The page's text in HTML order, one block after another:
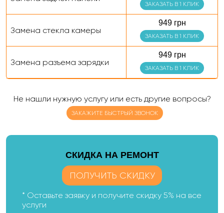
ЗАКАЗАТЬ В 1 КЛИК
Замена стекла камеры
949 грн
ЗАКАЗАТЬ В 1 КЛИК
Замена разъема зарядки
949 грн
ЗАКАЗАТЬ В 1 КЛИК
Не нашли нужную услугу или есть другие вопросы?
ЗАКАЖИТЕ БЫСТРЫЙ ЗВОНОК
CКИДКА НА РЕМОНТ
ПОЛУЧИТЬ СКИДКУ
* Оставьте заявку и получите скидку 5% на все
услуги